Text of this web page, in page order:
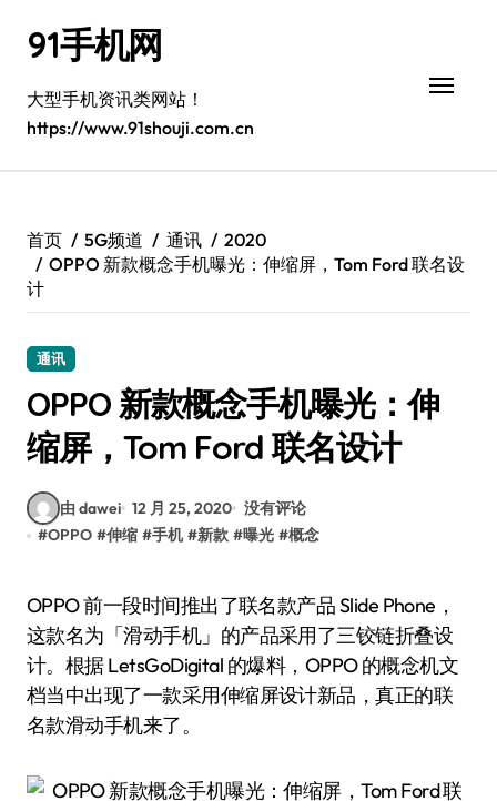
91手机网
大型手机资讯类网站！
https://www.91shouji.com.cn
首页 5G频道 通讯
2020
OPPO 新款概念手机曝光：伸缩屏，Tom Ford 联名设
计
通讯
OPPO 新款概念手机曝光：伸
缩屏，Tom Ford 联名设计
由 dawei 12 月 25, 2020 没有评论
#OPPO #伸缩 #手机 #新款 #曝光 #概念
OPPO 前一段时间推出了联名款产品 Slide Phone，
这款名为「滑动手机」的产品采用了三铰链折叠设
计。根据 LetsGoDigital 的爆料，OPPO 的概念机文
档当中出现了一款采用伸缩屏设计新品，真正的联
名款滑动手机来了。